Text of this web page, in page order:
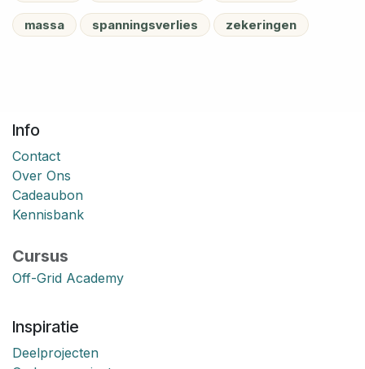
massa spanningsverlies zekeringen
Info
Contact
Over Ons
Cadeaubon
Kennisbank
Cursus
Off-Grid Academy
Inspiratie
Deelprojecten